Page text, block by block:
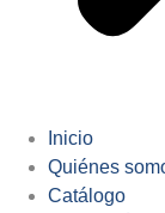
Inicio
Quiénes
Catálogo